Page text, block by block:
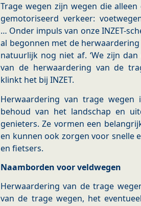
Trage wegen zijn wegen die
gemotoriseerd verkeer:
… Onder impuls van onze INZET-
al begonnen met de
natuurlijk nog niet af. ‘We zijn
van de herwaardering van de
klinkt het bij INZET.
Herwaardering van trage
behoud van het landschap en
genieters. Ze vormen een
en kunnen ook zorgen voor snelle
en fietsers.
Naamborden voor veldwegen
Herwaardering van de trage
van de trage wegen, het